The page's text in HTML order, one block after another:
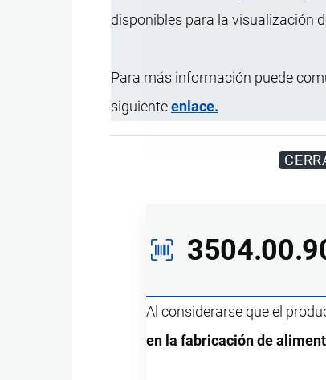
disponibles para la visualización
Para más información puede
siguienteenlace.
Miles de
Al considerarse que el
en la fabricación de